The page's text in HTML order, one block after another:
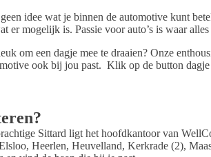
idee wat je binnen de automotive kunt
er mogelijk is. Passie voor auto’s is waar
om een dagje mee te draaien? Onze
ook bij jou past. Klik op de button dagje
Sittard ligt het hoofdkantoor van
Heerlen, Heuvelland, Kerkrade (2),